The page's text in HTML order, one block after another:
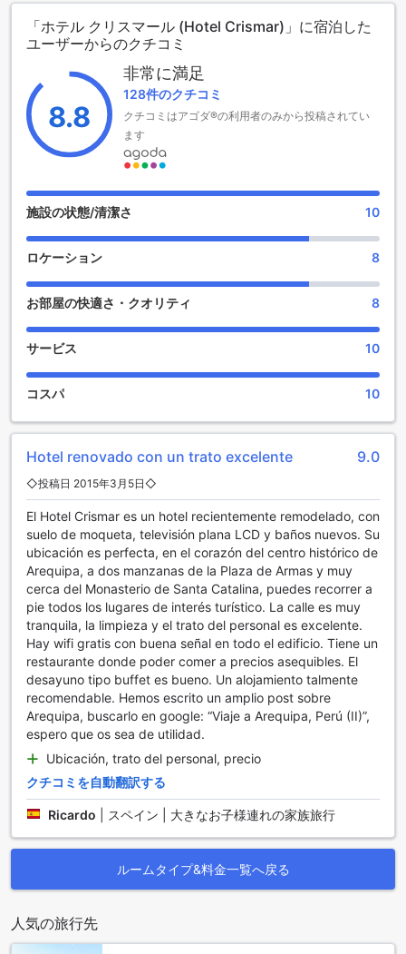
ホテルには50室の快適な客室があり、すべてのゲストにリラ
ックスした滞在を提供します。チェックインは午後12時から
可能で、チェックアウトは午前11時までとなっております。
また、小さなお子様連れの家族にも優しいポリシーを採用し
ており、0歳から4歳までのお子様は無料で宿泊できます。ア
レキパの魅力を存分に楽しみながら、ホテル クリスマールで
特別なひとときをお過ごしください。
ホテル クリスマールのエンターテイメント施設
ホテル クリスマールでは、滞在中のリラクゼーションと楽し
みを提供するために、魅力的なエンターテイメント施設が揃
て特別なひとときを演出します。洗練された雰囲気の中で、
地元のペルーの特産品を使用したカクテルや、世界各国のワ
インを楽しむことができます。友人や家族とともにリラック
スしながら、素敵な夜をお過ごしください。
す。専門のセラピストによるマッサージは、旅の疲れを癒
し、心身ともにリフレッシュさせてくれることでしょう。ア
レキパの美しい景色を眺めながら、リラックスした時間をお
楽しみいただけます。ホテル クリスマールは、心地よいエン
たします。
ホテル クリスマールの便利な施設
ホテル クリスマールでは、宿泊客の快適な滞在をサポートす
るために、多彩な便利な施設を提供しています。特に、洗濯
サービスやドライクリーニングサービスは、長期滞在のお客
様にとって非常に便利で、旅行中の衣類のお手入れを簡単に
行うことができます。また、ルームサービスも完備してお
り、客室でリラックスしながら美味しい食事を楽しむことが
できます。
さらに、ホテル内の公共エリアでは無料のWi-Fiが利用可能
で、全客室でも無料Wi-Fiが提供されていますので、インター
ネット接続を気にすることなく、仕事や観光の計画を立てる
ことができます。コンシェルジュサービスもあり、観光情報
やレストランの予約など、地元の魅力を最大限に楽しむため
のサポートを受けることができます。荷物の保管や日々のハ
ウスキーピングサービスも充実しており、快適でストレスの
ない滞在を実現します。
ホテル クリスマールの交通施設
ホテル クリスマールでは、ゲストの利便性を最大限に考慮し
た交通施設が整っています。空港からのアクセスもスムーズ
で、空港送迎サービスを提供しており、到着時や出発時にお
いても安心してご利用いただけます。スタッフが親切にお出
さらに、ホテル内には無料の駐車場が完備されており、レン
タカーをご利用のお客様にも便利です。車をお持ちの方は、
「ホテル クリスマール (Hotel Crismar)」に宿泊した
ユーザーからのクチコミ
8.8
非常に満足
128件のクチコミ
クチコミはアゴダ®の利用者のみから投稿されてい
ます
施設の状態/清潔さ 10
ロケーション 8
お部屋の快適さ・クオリティ 8
サービス 10
コスパ 10
Hotel renovado con un trato excelente 9.0
◇投稿日 2015年3月5日◇
El Hotel Crismar es un hotel recientemente remodelado, con
suelo de moqueta, televisión plana LCD y baños nuevos. Su
ubicación es perfecta, en el corazón del centro histórico de
Arequipa, a dos manzanas de la Plaza de Armas y muy
cerca del Monasterio de Santa Catalina, puedes recorrer a
pie todos los lugares de interés turístico. La calle es muy
tranquila, la limpieza y el trato del personal es excelente.
Hay wifi gratis con buena señal en todo el edificio. Tiene un
restaurante donde poder comer a precios asequibles. El
desayuno tipo buffet es bueno. Un alojamiento talmente
recomendable. Hemos escrito un amplio post sobre
Arequipa, buscarlo en google: “Viaje a Arequipa, Perú (II)”,
espero que os sea de utilidad.
Ubicación, trato del personal, precio
クチコミを自動翻訳する
Ricardo スペイン | 大きなお子様連れの家族旅行
ルームタイプ&料金一覧へ戻る
人気の旅行先